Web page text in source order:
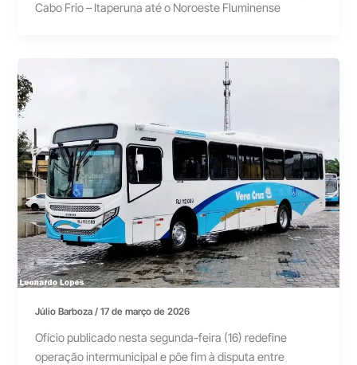
Cabo Frio – Itaperuna até o Noroeste Fluminense
Júlio Barboza/17 de março de 2026
Ofício publicado nesta segunda-feira (16) redefine
operação intermunicipal e põe fim à disputa entre